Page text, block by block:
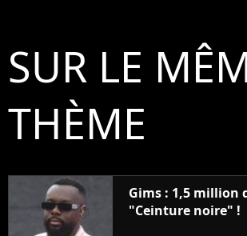
SUR LE
THÈME
Gims : 1,5 million
"Ceinture noire" !